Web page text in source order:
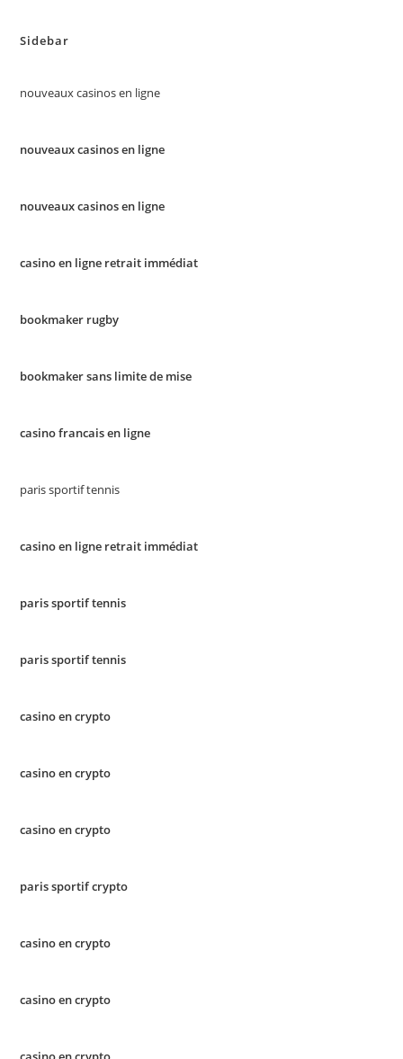
Sidebar
nouveaux casinos en ligne
nouveaux casinos en ligne
nouveaux casinos en ligne
casino en ligne retrait immédiat
bookmaker rugby
bookmaker sans limite de mise
casino francais en ligne
paris sportif tennis
casino en ligne retrait immédiat
paris sportif tennis
paris sportif tennis
casino en crypto
casino en crypto
casino en crypto
paris sportif crypto
casino en crypto
casino en crypto